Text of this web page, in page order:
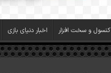
کنسول و سخت افزار اخبار دنیای بازی